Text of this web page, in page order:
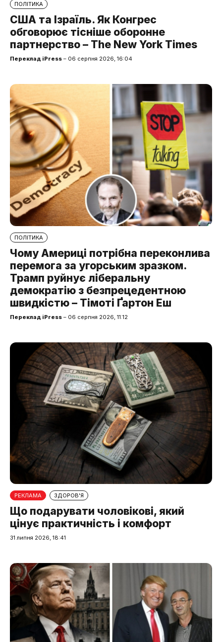
ПОЛІТИКА
США та Ізраїль. Як Конгрес
обговорює тісніше оборонне
партнерство – The New York Times
Переклад iPress – 06 серпня 2026, 16:04
ПОЛІТИКА
Чому Америці потрібна переконлива
перемога за угорським зразком.
Трамп руйнує ліберальну
демократію з безпрецедентною
швидкістю – Тімоті Ґартон Еш
Переклад iPress – 06 серпня 2026, 11:12
РЕКЛАМА ЗДОРОВ'Я
Що подарувати чоловікові, який
цінує практичність і комфорт
31 липня 2026, 18:41